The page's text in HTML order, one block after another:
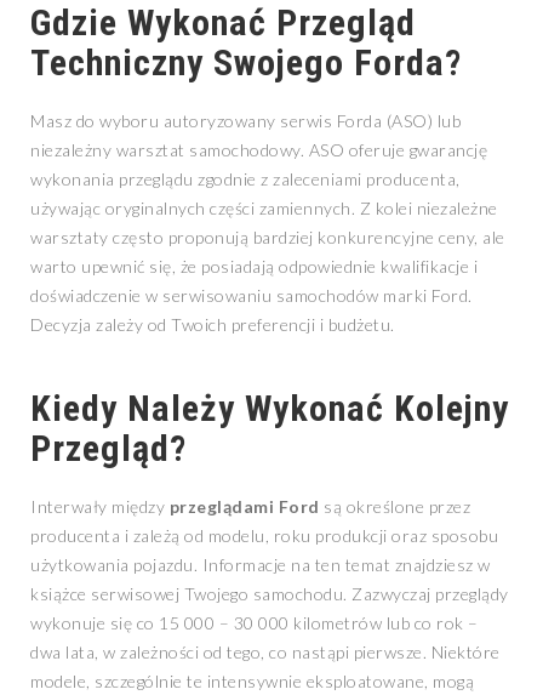
Gdzie Wykonać Przegląd
Techniczny Swojego Forda?
Masz do wyboru autoryzowany serwis Forda (ASO) lub
niezależny warsztat samochodowy. ASO oferuje gwarancję
wykonania przeglądu zgodnie z zaleceniami producenta,
używając oryginalnych części zamiennych. Z kolei niezależne
warsztaty często proponują bardziej konkurencyjne ceny, ale
warto upewnić się, że posiadają odpowiednie kwalifikacje i
doświadczenie w serwisowaniu samochodów marki Ford.
Decyzja zależy od Twoich preferencji i budżetu.
Kiedy Należy Wykonać Kolejny
Przegląd?
Interwały między przeglądami Ford są określone przez
producenta i zależą od modelu, roku produkcji oraz sposobu
użytkowania pojazdu. Informacje na ten temat znajdziesz w
książce serwisowej Twojego samochodu. Zazwyczaj przeglądy
wykonuje się co 15 000 – 30 000 kilometrów lub co rok –
dwa lata, w zależności od tego, co nastąpi pierwsze. Niektóre
modele, szczególnie te intensywnie eksploatowane, mogą